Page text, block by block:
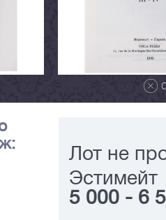
Лот не
Эстимейт
5 000 - 6